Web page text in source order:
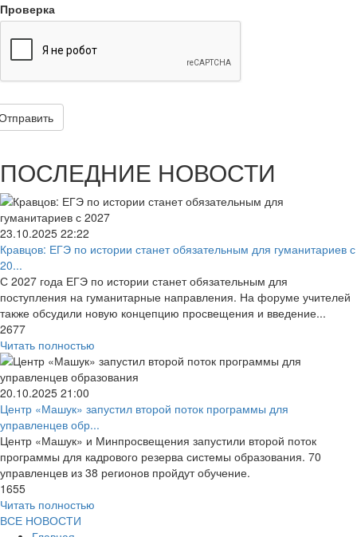
Проверка
ПОСЛЕДНИЕ НОВОСТИ
23.10.2025 22:22
Кравцов: ЕГЭ по истории станет обязательным для гуманитариев с
20...
С 2027 года ЕГЭ по истории станет обязательным для
поступления на гуманитарные направления. На форуме учителей
также обсудили новую концепцию просвещения и введение...
2677
Читать полностью
20.10.2025 21:00
Центр «Машук» запустил второй поток программы для
управленцев обр...
Центр «Машук» и Минпросвещения запустили второй поток
программы для кадрового резерва системы образования. 70
управленцев из 38 регионов пройдут обучение.
1655
Читать полностью
ВСЕ НОВОСТИ